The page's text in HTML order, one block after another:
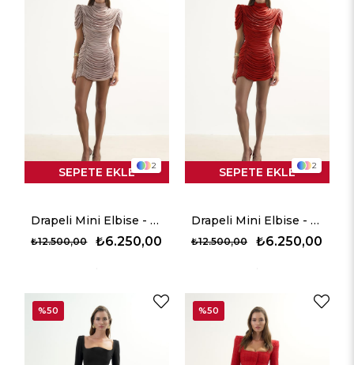
2
Drapeli Mini Elbise - Bej
₺6.250,00
₺12.500,00
SEPETE EKLE 2
Drapeli Mini Elbise - Kırmızı
₺6.250,00
₺12.500,00
SEPETE EKLE
%50 %50